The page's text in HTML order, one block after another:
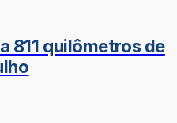
811 quilômetros de